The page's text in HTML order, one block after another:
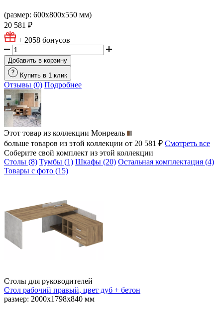
(размер: 600х800х550 мм)
20 581 ₽
+ 2058 бонусов
Добавить в корзину
Купить в 1 клик
Отзывы (0) Подробнее
Этот товар из коллекции Монреаль
больше товаров из этой коллекции от 20 581 ₽ Смотреть все
Соберите свой комплект из этой коллекции
Столы (8) Тумбы (1) Шкафы (20) Остальная комплектация (4)
Товары с фото (15)
Столы для руководителей
Стол рабочий правый, цвет дуб + бетон
размер: 2000х1798х840 мм